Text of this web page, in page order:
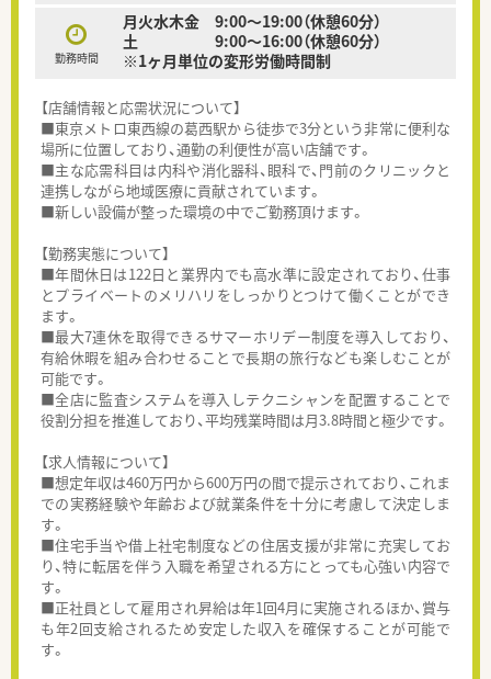
勤務時間
月火水木金 9:00～19:00（休憩60分）
土 9:00～16:00（休憩60分）
※1ヶ月単位の変形労働時間制
【店舗情報と応需状況について】
■東京メトロ東西線の葛西駅から徒歩で3分という非常に便利な
場所に位置しており、通勤の利便性が高い店舗です。
■主な応需科目は内科や消化器科、眼科で、門前のクリニックと
連携しながら地域医療に貢献されています。
■新しい設備が整った環境の中でご勤務頂けます。
【勤務実態について】
■年間休日は122日と業界内でも高水準に設定されており、仕事
とプライベートのメリハリをしっかりとつけて働くことができ
ます。
■最大7連休を取得できるサマーホリデー制度を導入しており、
有給休暇を組み合わせることで長期の旅行なども楽しむことが
可能です。
■全店に監査システムを導入しテクニシャンを配置することで
役割分担を推進しており、平均残業時間は月3.8時間と極少です。
【求人情報について】
■想定年収は460万円から600万円の間で提示されており、これま
での実務経験や年齢および就業条件を十分に考慮して決定しま
す。
■住宅手当や借上社宅制度などの住居支援が非常に充実してお
り、特に転居を伴う入職を希望される方にとっても心強い内容で
す。
■正社員として雇用され昇給は年1回4月に実施されるほか、賞与
も年2回支給されるため安定した収入を確保することが可能で
す。